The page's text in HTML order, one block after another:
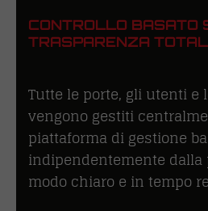
CONTROLLO BASATO
TRASPARENZA
Tutte le porte, gli utenti e
vengono gestiti
piattaforma di gestione
indipendentemente dalla
modo chiaro e in tempo